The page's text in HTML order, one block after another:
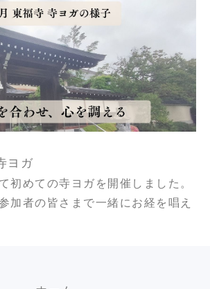
ヨガ
初めての寺ヨガを開催しました。
加者の皆さまで一緒にお経を唱え